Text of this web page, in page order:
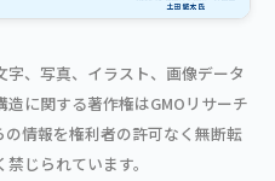
、写真、イラスト、画像データ
に関する著作権はGMOリサーチ
情報を権利者の許可なく無断転
じられています。